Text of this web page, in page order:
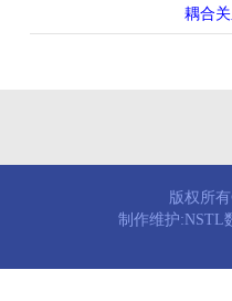
耦合
版权所
制作维护:NSTL